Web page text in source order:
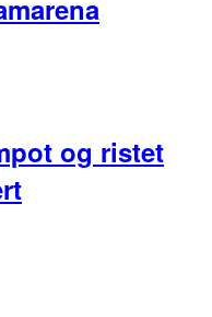
og ristet